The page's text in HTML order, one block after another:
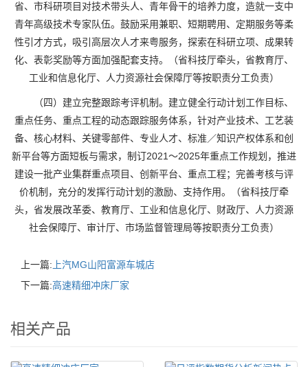
省、市科研项目对技术带头人、青年骨干的培养力度，造就一支中
青年高级技术专家队伍。鼓励采用兼职、短期聘用、定期服务等柔
性引才方式，吸引高层次人才来粤服务，探索在科研立项、成果转
化、表彰奖励等方面加强配套支持。（省科技厅牵头，省教育厅、
工业和信息化厅、人力资源社会保障厅等按职责分工负责）
（四）建立完整跟踪考评机制。建立健全行动计划工作目标、
重点任务、重点工程的动态跟踪服务体系，针对产业技术、工艺装
备、核心材料、关键零部件、专业人才、标准／知识产权体系和创
新平台等方面短板与需求，制订2021～2025年重点工作规划，推进
建设一批产业集群重点项目、创新平台、重点工程；完善考核与评
价机制，充分的发挥行动计划的激励、支持作用。（省科技厅牵
头，省发展改革委、教育厅、工业和信息化厅、财政厅、人力资源
社会保障厅、审计厅、市场监督管理局等按职责分工负责）
上一篇: 上汽MG山阳富源车城店
下一篇:高速精细冲床厂家
相关产品